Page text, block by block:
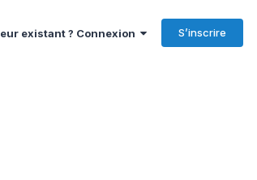
existant ? Connexion S’inscrire